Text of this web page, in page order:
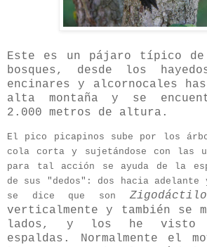
Este es un pájaro típico
bosques, desde los
encinares y alcornocales
alta montaña y se
2.000 metros de altura.
El pico picapinos sube por los
cola corta y sujetándose con las
para tal acción se ayuda de la
de sus "dedos": dos hacia
se dice que son
verticalmente y también se
lados, y los he visto
espaldas. Normalmente el